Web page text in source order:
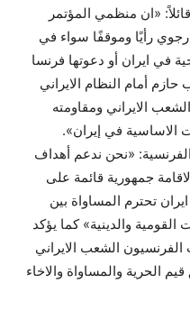
«ان منظمي المؤتمر
رأيًا وموقفًا سواء في
في ايران أو دعوتها فرنسا
حازم أمام النظام الايراني
الايراني ومقاومته
الاساسية في إيران».
«نحن ندعم أهداف
جمهورية قائمة على
تحترم المساواة بين
والدينية» كما يؤكد
الشعب الايراني
الحرية والمساواة والاخاء